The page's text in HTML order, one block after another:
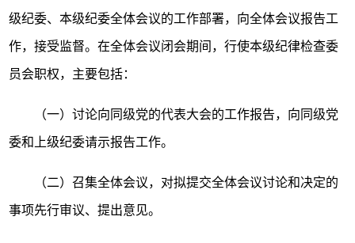
级纪委、本级纪委全体会议的工作部署，向全体会议报告工
作，接受监督。在全体会议闭会期间，行使本级纪律检查委
员会职权，主要包括：
（一）讨论向同级党的代表大会的工作报告，向同级党
委和上级纪委请示报告工作。
（二）召集全体会议，对拟提交全体会议讨论和决定的
事项先行审议、提出意见。